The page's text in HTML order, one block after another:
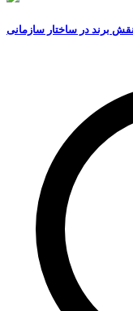
نقش برند در ساختار سازمانی